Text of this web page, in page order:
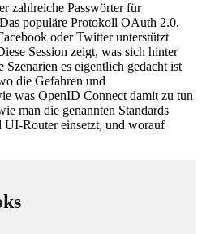
zahlreiche Passwörter für
populäre Protokoll OAuth 2.0,
oder Twitter unterstützt
Session zeigt, was sich hinter
es eigentlich gedacht ist
die Gefahren und
was OpenID Connect damit zu tun
man die genannten Standards
UI-Router einsetzt, und worauf